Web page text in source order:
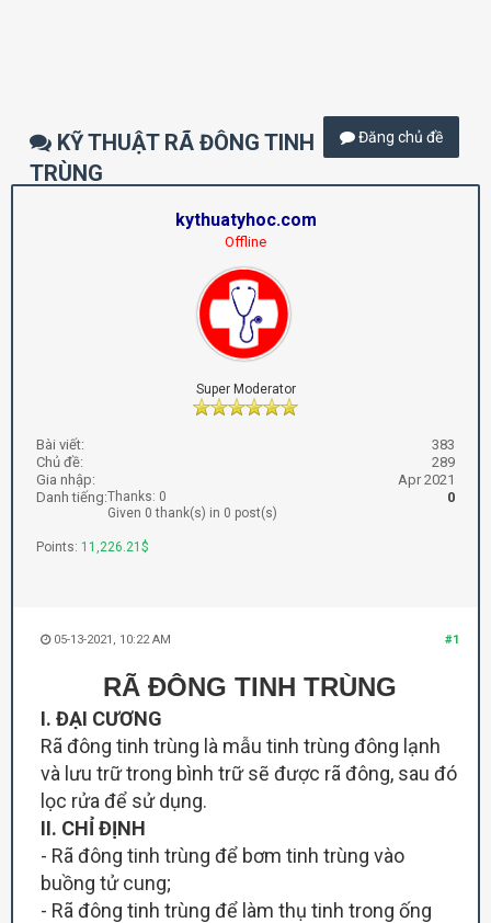
Đăng chủ đề
KỸ THUẬT RÃ ĐÔNG TINH
TRÙNG
kythuatyhoc.com
Offline
Super Moderator
Bài viết:
383
Chủ đề:
289
Gia nhập:
Apr 2021
Danh tiếng:
0
Thanks: 0
Given 0 thank(s) in 0 post(s)
Points: 11,226.21$
#1
05-13-2021, 10:22 AM
RÃ ĐÔNG TINH TRÙNG
I. ĐẠI CƯƠNG
Rã đông tinh trùng là mẫu tinh trùng đông lạnh
và lưu trữ trong bình trữ sẽ được rã đông, sau đó
lọc rửa để sử dụng.
II. CHỈ ĐỊNH
- Rã đông tinh trùng để bơm tinh trùng vào
buồng tử cung;
- Rã đông tinh trùng để làm thụ tinh trong ống